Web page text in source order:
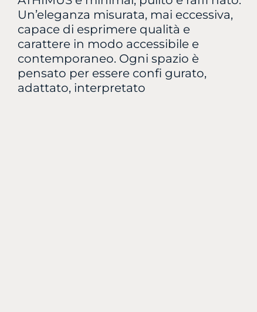
Un’eleganza misurata, mai eccessiva,
capace di esprimere qualità e
carattere in modo accessibile e
contemporaneo. Ogni spazio è
pensato per essere confi gurato,
adattato, interpretato